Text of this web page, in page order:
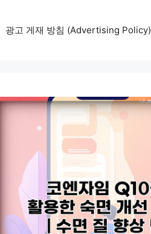
광고 게재 방침 (Advertising Policy)